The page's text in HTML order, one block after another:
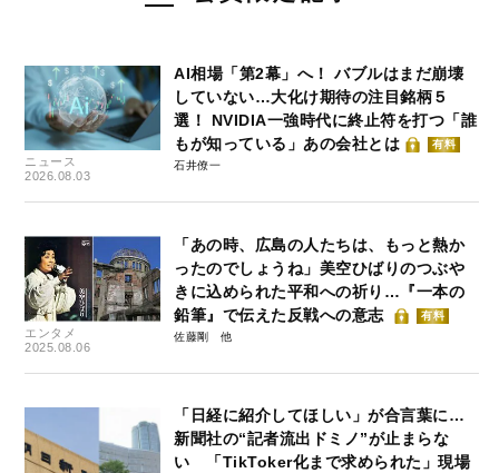
ニュース
2026.08.03
AI相場「第2幕」へ！ バブルはまだ崩壊
していない…大化け期待の注目銘柄５
選！ NVIDIA一強時代に終止符を打つ「誰
もが知っている」あの会社とは
有料
石井僚一
エンタメ
2025.08.06
「あの時、広島の人たちは、もっと熱か
ったのでしょうね」美空ひばりのつぶや
きに込められた平和への祈り…『一本の
鉛筆』で伝えた反戦への意志
有料
佐藤剛
「日経に紹介してほしい」が合言葉に…
新聞社の“記者流出ドミノ”が止まらな
い 「TikToker化まで求められた」現場